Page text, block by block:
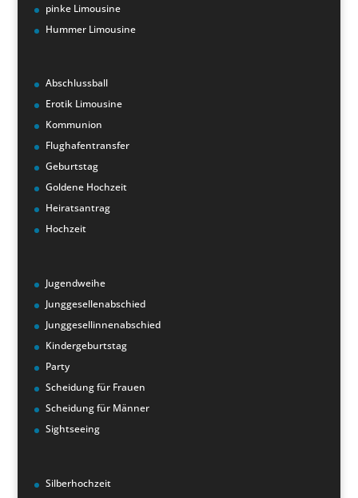
pinke Limousine
Hummer Limousine
Abschlussball
Erotik Limousine
Kommunion
Flughafentransfer
Geburtstag
Goldene Hochzeit
Heiratsantrag
Hochzeit
Jugendweihe
Junggesellenabschied
Junggesellinnenabschied
Kindergeburtstag
Party
Scheidung für Frauen
Scheidung für Männer
Sightseeing
Silberhochzeit